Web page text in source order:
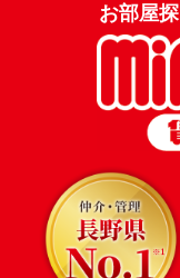
お部屋